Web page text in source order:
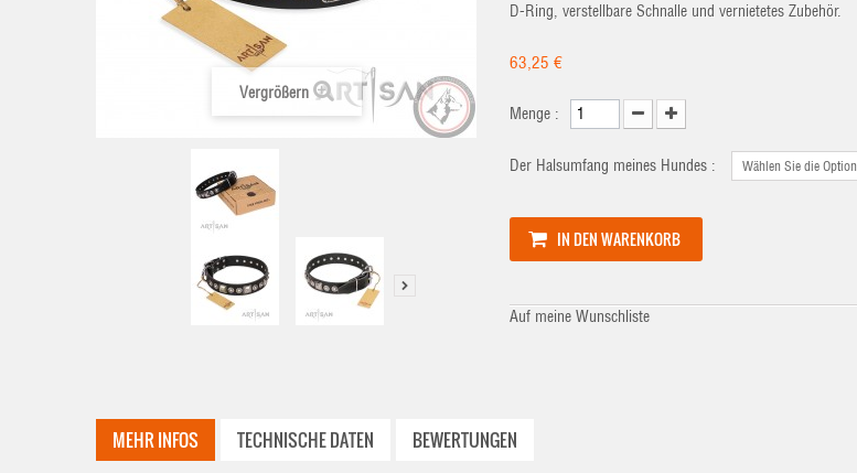
Vergrößern
D-Ring, verstellbare Schnalle und vernietetes Zubehör.
63,25 €
Menge :
Der Halsumfang meines Hundes : Wählen Sie die Option
IN DEN WARENKORB
Auf meine Wunschliste
MEHR INFOS TECHNISCHE DATEN BEWERTUNGEN